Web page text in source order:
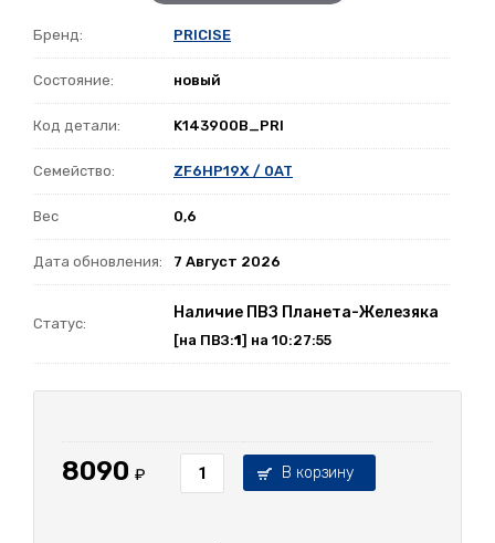
Бренд: PRICISE
Состояние: новый
Код детали: K143900B_PRI
Семейство: ZF6HP19X / 0AT
Вес 0,6
Дата обновления: 7 Август 2026
Статус:
Наличие ПВЗ Планета-Железяка
[на ПВЗ:1] на 10:27:55
8090 ₽ В корзину